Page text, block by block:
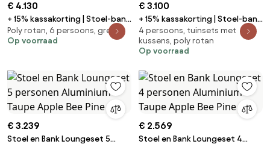
€ 4.130
+ 15% kassakorting | Stoel-bank
loungeset Apple Bee | 6
personen | Loungeset Beige |
Poly rotan, 6 persoons, grenen
Op voorraad
€ 3.100
+ 15% kassakorting | Stoel-bank
loungeset Apple Bee | 4
personen | Loungeset Beige |
Wicker (vlechtwerk) | Kees Smit
4 persoons, tuinsets met
kussens, poly rotan
Op voorraad
€ 3.239
Stoel en Bank Loungeset 5
€ 2.569
Stoel en Bank Loungeset 4